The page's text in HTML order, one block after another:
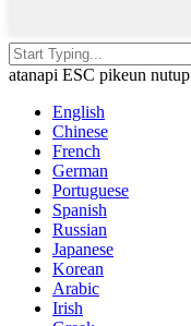
atanapi ESC pikeun nutup
English
Chinese
French
German
Portuguese
Spanish
Russian
Japanese
Korean
Arabic
Irish